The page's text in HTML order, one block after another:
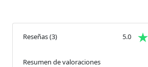
Reseñas(3) 5.0
Resumen de valoraciones